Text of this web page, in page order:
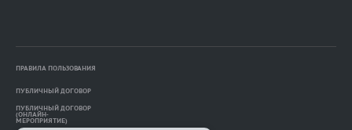
ПРАВИЛА ПОЛЬЗОВАНИЯ
ПУБЛИЧНЫЙ ДОГОВОР
ПУБЛИЧНЫЙ ДОГОВОР
(ОНЛАЙН-
МЕРОПРИЯТИЕ)